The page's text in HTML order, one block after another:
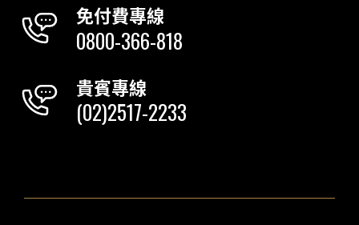
免付費專線
0800-366-818
貴賓專線
(02)2517-2233